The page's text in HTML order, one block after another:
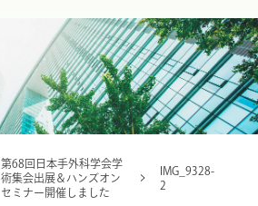
第68回日本手外科学会学
術集会出展＆ハンズオン
セミナー開催しました
IMG_9328-
2